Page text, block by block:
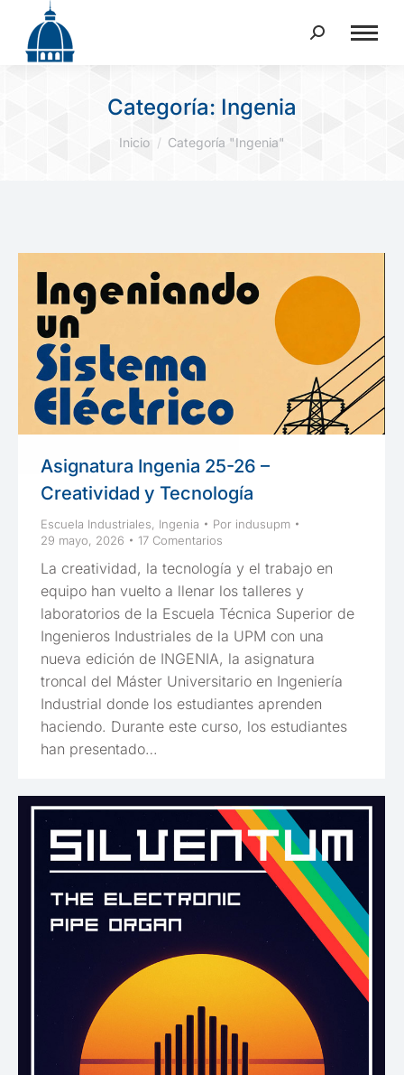
Buscar:
Categoría: Ingenia
Estás aquí:
Inicio Categoría "Ingenia"
Asignatura Ingenia 25-26 –
Creatividad y Tecnología
Escuela Industriales, Ingenia Por indusupm
29 mayo, 2026
17 Comentarios
La creatividad, la tecnología y el trabajo en
equipo han vuelto a llenar los talleres y
laboratorios de la Escuela Técnica Superior de
Ingenieros Industriales de la UPM con una
nueva edición de INGENIA, la asignatura
troncal del Máster Universitario en Ingeniería
Industrial donde los estudiantes aprenden
haciendo. Durante este curso, los estudiantes
han presentado…